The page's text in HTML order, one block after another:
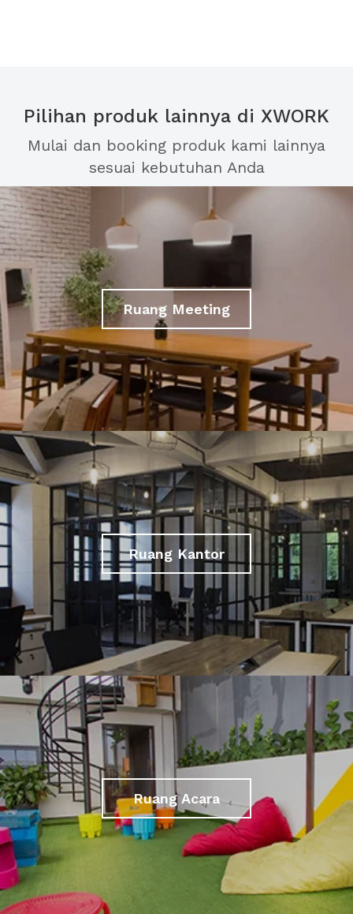
Pilihan produk lainnya di XWORK
Mulai dan booking produk kami lainnya
sesuai kebutuhan Anda
Ruang Meeting
Ruang Kantor
Ruang Acara